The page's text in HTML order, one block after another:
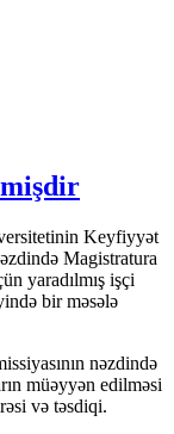
Keyfiyyət
Magistratura
yaradılmış işçi
bir məsələ
nəzdində
müəyyən edilməsi
və təsdiqi.